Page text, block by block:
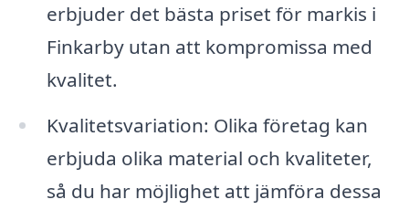
erbjuder det bästa priset för markis i
Finkarby utan att kompromissa med
kvalitet.
Kvalitetsvariation: Olika företag kan
erbjuda olika material och kvaliteter,
så du har möjlighet att jämföra dessa